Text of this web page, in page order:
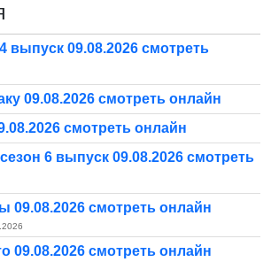
выпуск 09.08.2026 смотреть
09.08.2026 смотреть онлайн
смотреть онлайн
6 выпуск 09.08.2026 смотреть
смотреть онлайн
09.08.2026 смотреть онлайн